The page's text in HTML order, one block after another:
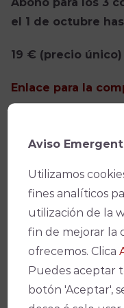
el 1 de octubre
19 € (precio único)
Enlace para la
Condiciones de
Aviso
Utilizamos
fines analíticos
utilización de la
fin de mejorar la
ofrecemos. Clica
Puedes aceptar
botón 'Aceptar',